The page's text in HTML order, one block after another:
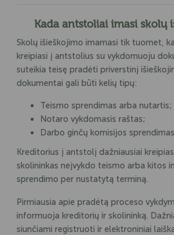
Kada antstoliai imasi skolų
Skolų išieškojimo imamasi tik tuomet,
kreipiasi į antstolius su vykdomuoju
suteikia teisę pradėti priverstinį
dokumentai gali būti kelių tipų:
Teismo sprendimas arba nutartis;
Notaro vykdomasis raštas;
Darbo ginčų komisijos
Kreditorius į antstolį dažniausiai
skolininkas neįvykdo teismo arba kitos
sprendimo per nustatytą terminą.
Pirmiausia apie pradėtą proceso
informuoja kreditorių ir skolininką.
siunčiami registruoti ir elektroniniai